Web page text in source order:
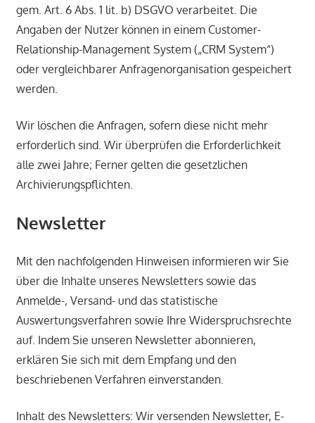
gem. Art. 6 Abs. 1 lit. b) DSGVO verarbeitet. Die
Angaben der Nutzer können in einem Customer-
Relationship-Management System („CRM System“)
oder vergleichbarer Anfragenorganisation gespeichert
werden.
Wir löschen die Anfragen, sofern diese nicht mehr
erforderlich sind. Wir überprüfen die Erforderlichkeit
alle zwei Jahre; Ferner gelten die gesetzlichen
Archivierungspflichten.
Newsletter
Mit den nachfolgenden Hinweisen informieren wir Sie
über die Inhalte unseres Newsletters sowie das
Anmelde-, Versand- und das statistische
Auswertungsverfahren sowie Ihre Widerspruchsrechte
auf. Indem Sie unseren Newsletter abonnieren,
erklären Sie sich mit dem Empfang und den
beschriebenen Verfahren einverstanden.
Inhalt des Newsletters: Wir versenden Newsletter, E-